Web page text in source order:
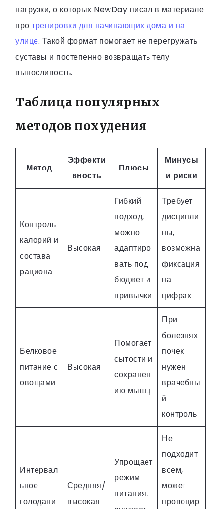
нагрузки, о которых NewDay писал в материале
про тренировки для начинающих дома и на
улице. Такой формат помогает не перегружать
суставы и постепенно возвращать телу
выносливость.
Таблица популярных
методов похудения
Метод
Эффекти
вность
Плюсы
Минусы
и риски
Контроль
калорий и
состава
рациона
Высокая
Гибкий
подход,
можно
адаптиро
вать под
бюджет и
привычки
Требует
дисципли
ны,
возможна
фиксация
на
цифрах
Белковое
питание с
овощами
Высокая
Помогает
сытости и
сохранен
ию мышц
При
болезнях
почек
нужен
врачебны
й
контроль
Интервал
ьное
голодани
Средняя/
высокая
Упрощает
режим
питания,
Не
подходит
всем,
может
провоцир